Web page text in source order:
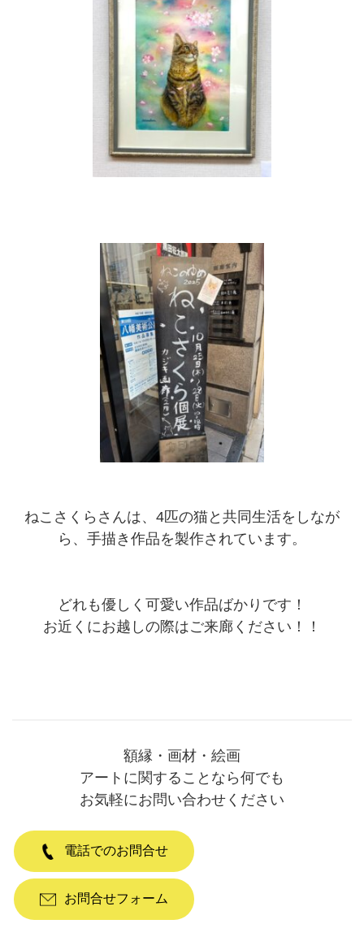
ねこさくらさんは、4匹の猫と共同生活をしなが
ら、手描き作品を製作されています。
どれも優しく可愛い作品ばかりです！
お近くにお越しの際はご来廊ください！！
額縁・画材・絵画
アートに関することなら何でも
お気軽にお問い合わせください
電話でのお問合せ
お問合せフォーム